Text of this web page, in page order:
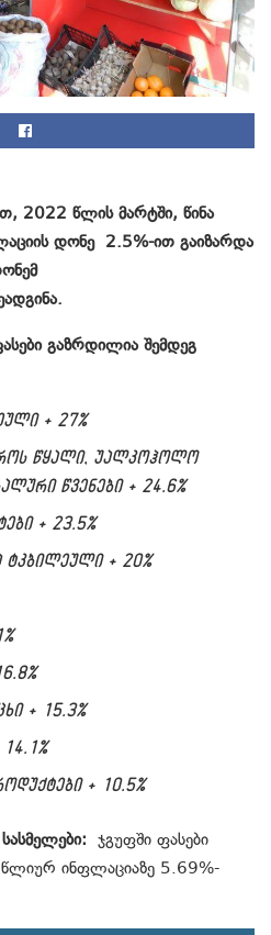
2022 წლის მარტში, წინა
დონე 2.5%-ით გაიზარდა
გაზრდილია შემდეგ
+ 27%
წყალი, უალკოჰოლო
წვენები + 24.6%
+ 23.5%
ტკბილეული + 20%
+ 15.3%
+ 10.5%
ჯგუფში ფასები
ინფლაციაზე 5.69%-